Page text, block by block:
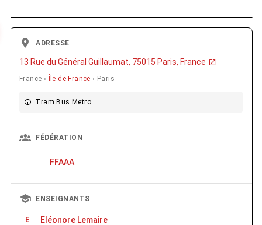
ADRESSE
13 Rue du Général Guillaumat, 75015 Paris, France
France › Île-de-France › Paris
Tram Bus Metro
FÉDÉRATION
FFAAA
ENSEIGNANTS
E Eléonore Lemaire